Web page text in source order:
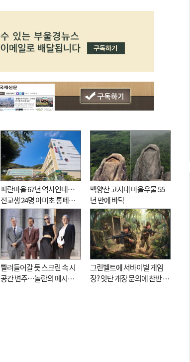
피란마을 67년 역사인데…
전교생 24명 아미초 통폐합
기로
백양산 고지대 마을우물 55
년 만에 바닥
빨려들어갈 듯 스크린 속 시
공간 변주…놀란의 메시지
그린벨트에 서바이벌 게임
장? 잇단 개장 문의에 찬반 논